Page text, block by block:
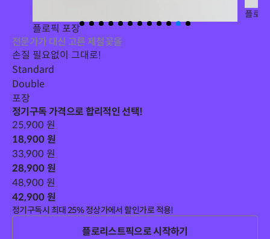
플로픽 포장
플로
전문가가 대신 고른 제철꽃을
손질 필요없이 그대로!
Standard
Double
포장
정기구독 가격으로 합리적인 선택!
25,900 원
18,900원
33,900 원
28,900원
48,900 원
42,900원
정기구독시 최대 25% 정상가에서 할인가로 적용!
플로리스트픽으로 시작하기